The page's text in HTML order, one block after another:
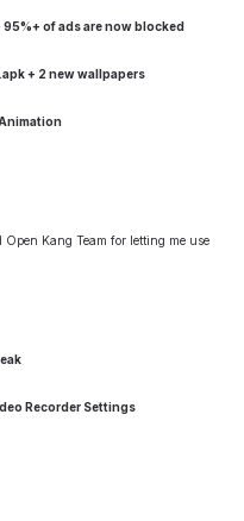
of ads are now blocked
+ 2 new wallpapers
Animation
Kang Team for letting me use
Recorder Settings